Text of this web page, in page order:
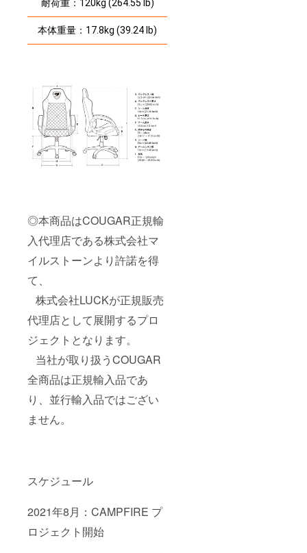
耐荷重：120kg (264.55 lb)
本体重量：17.8kg (39.24 lb)
◎本商品はCOUGAR正規輸
入代理店である株式会社マ
イルストーンより許諾を得
て、
株式会社LUCKが正規販売
代理店として展開するプロ
ジェクトとなります。
当社が取り扱うCOUGAR
全商品は正規輸入品であ
り、並行輸入品ではござい
ません。
スケジュール
2021年8月：CAMPFIRE プ
ロジェクト開始